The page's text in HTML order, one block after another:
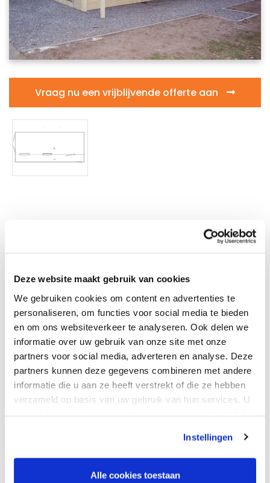
Deze website maakt gebruik van cookies
We gebruiken cookies om content en advertenties te
personaliseren, om functies voor social media te bieden
en om ons websiteverkeer te analyseren. Ook delen we
informatie over uw gebruik van onze site met onze
partners voor social media, adverteren en analyse. Deze
partners kunnen deze gegevens combineren met andere
informatie die u aan ze heeft verstrekt of die ze hebben
verzameld op basis van uw gebruik van hun services. U
Instellingen
Alle cookies toestaan
Vraag nu een vrijblijvende offerte aan
aanvragen
Aanhef
Dhr
Mevr
Uw naam (voor + achternaam)